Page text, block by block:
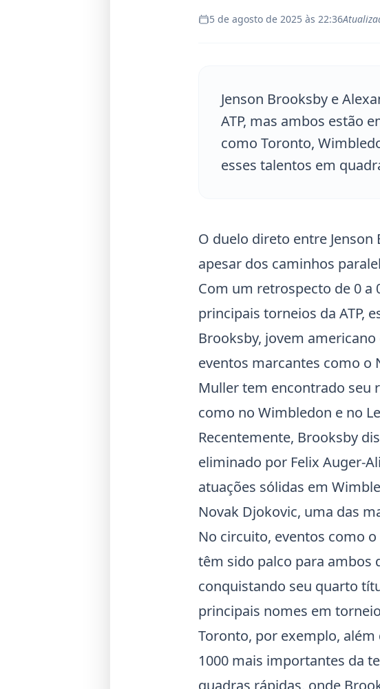
5 de agosto de 2025 às 22:36
Jenson Brooksby e
ATP, mas ambos estão
como Toronto,
esses talentos em
O duelo direto entre Jenson
apesar dos caminhos
Com um retrospecto de 0
principais torneios da ATP,
Brooksby, jovem
eventos marcantes como o
Muller tem encontrado seu
como no Wimbledon e no
Recentemente, Brooksby
eliminado por Felix Auger-
atuações sólidas em
Novak Djokovic, uma das
No circuito, eventos como
têm sido palco para ambos
conquistando seu quarto
principais nomes em
Toronto, por exemplo, além
1000 mais importantes da
quadras rápidas, onde